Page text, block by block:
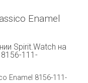
Enamel
Spirit.Watch на
111-
Enamel 8156-111-